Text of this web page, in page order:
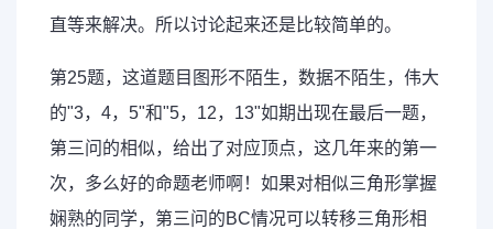
直等来解决。所以讨论起来还是比较简单的。
第25题，这道题目图形不陌生，数据不陌生，伟大
的"3，4，5"和"5，12，13"如期出现在最后一题，
第三问的相似，给出了对应顶点，这几年来的第一
次，多么好的命题老师啊！如果对相似三角形掌握
娴熟的同学，第三问的BC情况可以转移三角形相